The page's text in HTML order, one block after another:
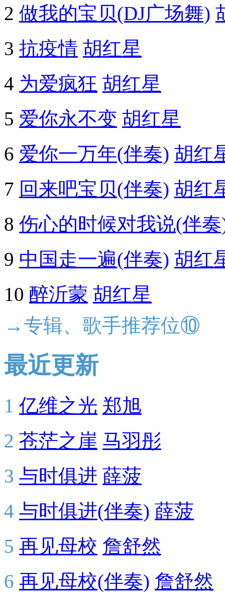
2 做我的宝贝(DJ广场舞)
3 抗疫情 胡红星
4 为爱疯狂 胡红星
5 爱你永不变 胡红星
6 爱你一万年(伴奏) 胡红
7 回来吧宝贝(伴奏) 胡红
8 伤心的时候对我说(伴
9 中国走一遍(伴奏) 胡红
10 醉沂蒙 胡红星
→专辑、歌手推荐位⑩
最近更新
1 亿维之光 郑旭
2 苍茫之崖 马羽彤
3 与时俱进 薛菠
4 与时俱进(伴奏) 薛菠
5 再见母校 詹舒然
6 再见母校(伴奏) 詹舒然